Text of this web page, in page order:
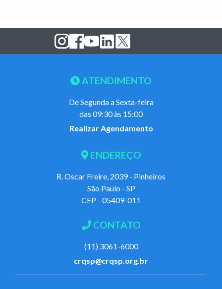
ATENDIMENTO
De Segunda a Sexta-feira
das 09:30 às 15:00
Realizar Agendamento
ENDEREÇO
R. Oscar Freire, 2039 - Pinheiros
São Paulo - SP
CEP - 05409-011
CONTATO
(11) 3061-6000
crqsp@crqsp.org.br